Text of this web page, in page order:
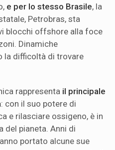
e per lo stesso Brasile, la
Petrobras, sta
blocchi offshore alla foce
Dinamiche
la difficoltà di trovare
rappresenta il principale
: con il suo potere di
e rilasciare ossigeno, è in
del pianeta. Anni di
portato alcune sue